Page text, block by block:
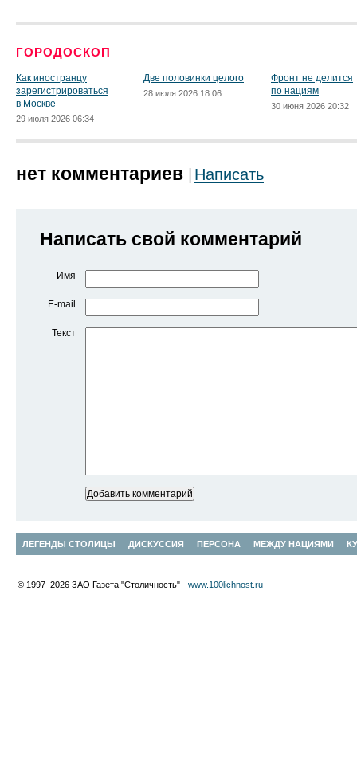
ГОРОДОСКОП
Как иностранцу
зарегистрироваться
в Москве
29 июля 2026 06:34
Две половинки целого
28 июля 2026 18:06
Фронт не делится
по нациям
30 июня 2026 20:32
нет комментариев Написать
Написать свой комментарий
Имя
E-mail
Текст
ЛЕГЕНДЫ СТОЛИЦЫ ДИСКУССИЯ ПЕРСОНА МЕЖДУ НАЦИЯМИ
© 1997–2026 ЗАО Газета "Столичность" - www.100lichnost.ru